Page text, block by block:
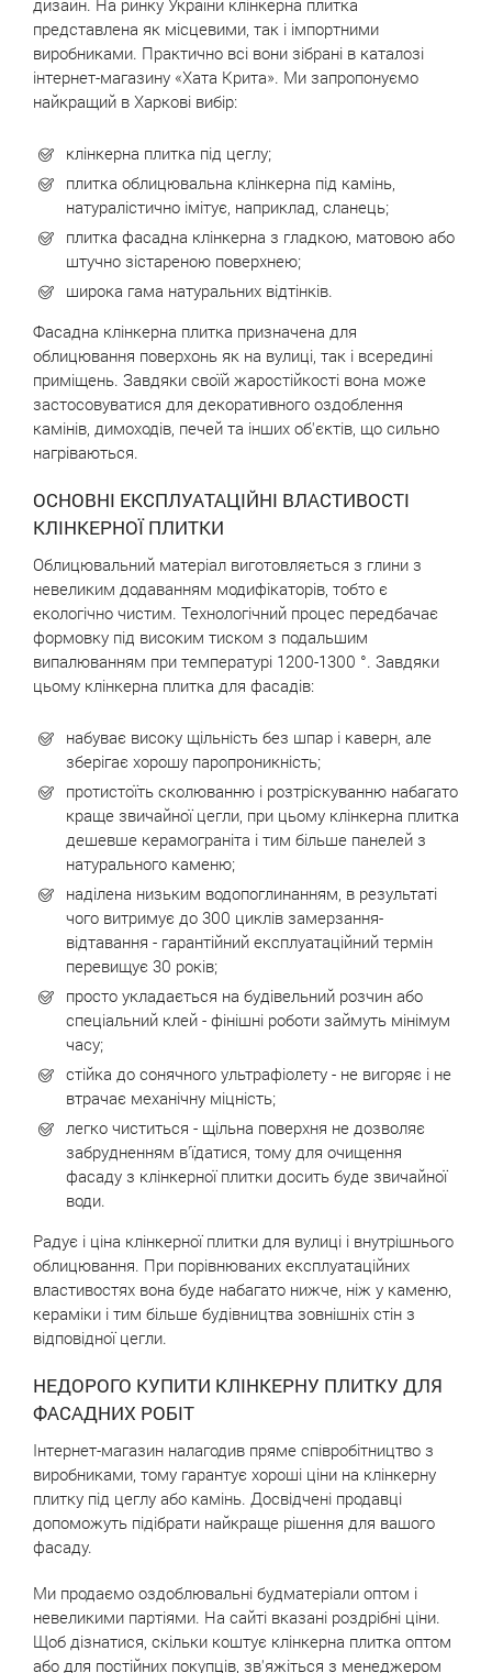
дизайн. На ринку України клінкерна плитка
представлена ​​як місцевими, так і імпортними
виробниками. Практично всі вони зібрані в каталозі
інтернет-магазину «Хата Крита». Ми запропонуємо
найкращий в Харкові вибір:
клінкерна плитка під цеглу;
плитка облицювальна клінкерна під камінь,
натуралістично імітує, наприклад, сланець;
плитка фасадна клінкерна з гладкою, матовою або
штучно зістареною поверхнею;
широка гама натуральних відтінків.
Фасадна клінкерна плитка призначена для
облицювання поверхонь як на вулиці, так і всередині
приміщень. Завдяки своїй жаростійкості вона може
застосовуватися для декоративного оздоблення
камінів, димоходів, печей та інших об'єктів, що сильно
нагріваються.
ОСНОВНІ ЕКСПЛУАТАЦІЙНІ ВЛАСТИВОСТІ
КЛІНКЕРНОЇ ПЛИТКИ
Облицювальний матеріал виготовляється з глини з
невеликим додаванням модифікаторів, тобто є
екологічно чистим. Технологічний процес передбачає
формовку під високим тиском з подальшим
випалюванням при температурі 1200-1300 °. Завдяки
цьому клінкерна плитка для фасадів:
набуває високу щільність без шпар і каверн, але
зберігає хорошу паропроникність;
протистоїть сколюванню і розтріскуванню набагато
краще звичайної цегли, при цьому клінкерна плитка
дешевше керамограніта і тим більше панелей з
натурального каменю;
наділена низьким водопоглинанням, в результаті
чого витримує до 300 циклів замерзання-
відтавання - гарантійний експлуатаційний термін
перевищує 30 років;
просто укладається на будівельний розчин або
спеціальний клей - фінішні роботи займуть мінімум
часу;
стійка до сонячного ультрафіолету - не вигоряє і не
втрачає механічну міцність;
легко чиститься - щільна поверхня не дозволяє
забрудненням в'їдатися, тому для очищення
фасаду з клінкерної плитки досить буде звичайної
води.
Радує і ціна клінкерної плитки для вулиці і внутрішнього
облицювання. При порівнюваних експлуатаційних
властивостях вона буде набагато нижче, ніж у каменю,
кераміки і тим більше будівництва зовнішніх стін з
відповідної цегли.
НЕДОРОГО КУПИТИ КЛІНКЕРНУ ПЛИТКУ ДЛЯ
ФАСАДНИХ РОБІТ
Інтернет-магазин налагодив пряме співробітництво з
виробниками, тому гарантує хороші ціни на клінкерну
плитку під цеглу або камінь. Досвідчені продавці
допоможуть підібрати найкраще рішення для вашого
фасаду.
Ми продаємо оздоблювальні будматеріали оптом і
невеликими партіями. На сайті вказані роздрібні ціни.
Щоб дізнатися, скільки коштує клінкерна плитка оптом
або для постійних покупців, зв'яжіться з менеджером